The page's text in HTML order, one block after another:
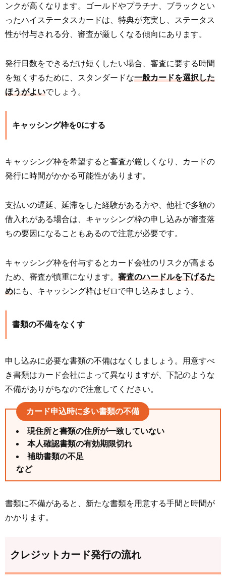
ンクが高くなります。ゴールドやプラチナ、ブラックとい
ったハイステータスカードは、特典が充実し、ステータス
性が付与される分、審査が厳しくなる傾向にあります。
発行日数をできるだけ短くしたい場合、審査に要する時間
を短くするために、スタンダードな一般カードを選択した
ほうがよいでしょう。
キャッシング枠を0にする
キャッシング枠を希望すると審査が厳しくなり、カードの
発行に時間がかかる可能性があります。
支払いの遅延、延滞をした経験がある方や、他社で多額の
借入れがある場合は、キャッシング枠の申し込みが審査落
ちの要因になることもあるので注意が必要です。
キャッシング枠を付与するとカード会社のリスクが高まる
ため、審査が慎重になります。 審査のハードルを下げるた
めにも、キャッシング枠はゼロで申し込みましょう。
書類の不備をなくす
申し込みに必要な書類の不備はなくしましょう。用意すべ
き書類はカード会社によって異なりますが、下記のような
不備がありがちなので注意してください。
カード申込時に多い書類の不備
現住所と書類の住所が一致していない
本人確認書類の有効期限切れ
補助書類の不足
など
書類に不備があると、新たな書類を用意する手間と時間が
かかります。
クレジットカード発行の流れ